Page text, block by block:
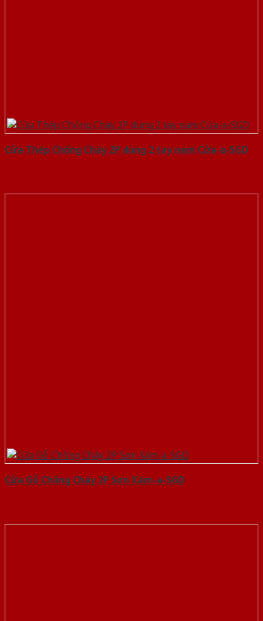
Cửa Thép Chống Cháy 2P dung 2 tay nam Cửa-a-SGD
Cửa Gỗ Chống Cháy 2P Sơn Xám-a-SGD